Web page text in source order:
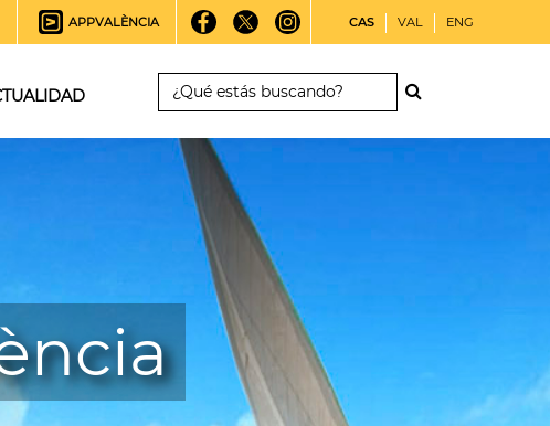
APPVALÈNCIA CAS VAL ENG